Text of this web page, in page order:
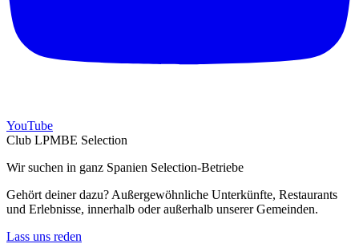
YouTube
Club LPMBE Selection
Wir suchen in ganz Spanien Selection-Betriebe
Gehört deiner dazu? Außergewöhnliche Unterkünfte, Restaurants
und Erlebnisse, innerhalb oder außerhalb unserer Gemeinden.
Lass uns reden